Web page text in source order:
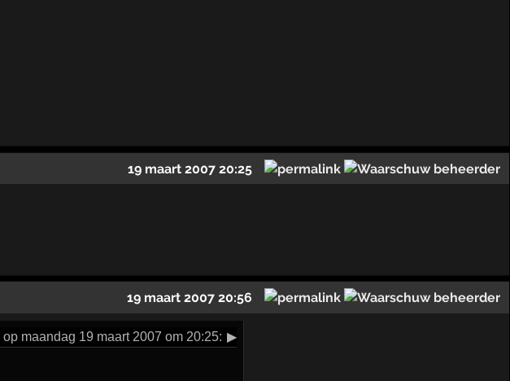
19 maart 2007 20:25
19 maart 2007 20:56
op maandag 19 maart 2007 om 20:25: ▶